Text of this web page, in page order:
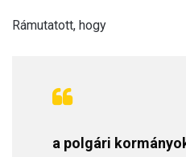
Rámutatott, hogy
a polgári